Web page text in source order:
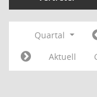
Quartal
Aktuell